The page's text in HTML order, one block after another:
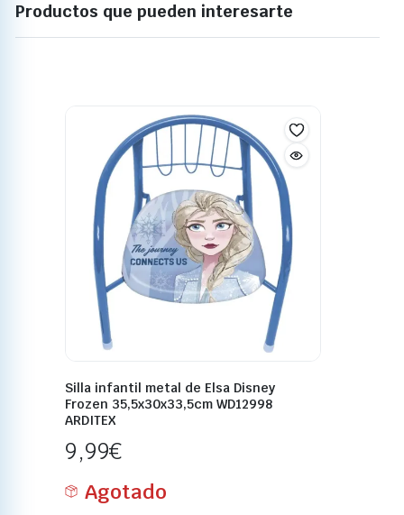
Productos que pueden interesarte
Silla infantil metal de Elsa Disney
Frozen 35,5x30x33,5cm WD12998
ARDITEX
9,99€
Agotado